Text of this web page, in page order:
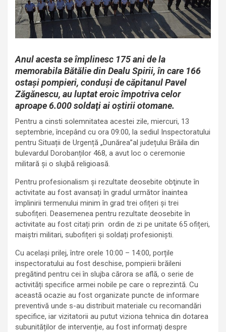
Anul acesta se împlinesc 175 ani de la
memorabila Bătălie din Dealu Spirii, în care 166
ostaşi pompieri, conduşi de căpitanul Pavel
Zăgănescu, au luptat eroic împotriva celor
aproape 6.000 soldaţi ai oştirii otomane.
Pentru a cinsti solemnitatea acestei zile, miercuri, 13
septembrie, începând cu ora 09:00, la sediul Inspectoratului
pentru Situații de Urgență „Dunărea”al județului Brăila din
bulevardul Dorobanților 468, a avut loc o ceremonie
militară și o slujbă religioasă.
Pentru profesionalism şi rezultate deosebite obţinute în
activitate au fost avansați în gradul următor înaintea
împlinirii termenului minim în grad trei ofițeri și trei
subofițeri. Deasemenea pentru rezultate deosebite în
activitate au fost citați prin ordin de zi pe unitate 65 ofițeri,
maiștri militari, subofițeri și soldați profesioniști.
Cu același prilej, între orele 10:00 – 14:00, porțile
inspectoratului au fost deschise, pompierii brăileni
pregătind pentru cei în slujba cărora se află, o serie de
activități specifice armei nobile pe care o reprezintă. Cu
această ocazie au fost organizate puncte de informare
preventivă unde s-au distribuit materiale cu recomandări
specifice, iar vizitatorii au putut viziona tehnica din dotarea
subunităților de intervenție, au fost informaţi despre